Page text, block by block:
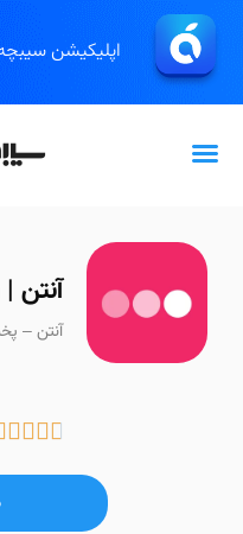
اپلیکیشن
آنتن | Anten
آنتن –
